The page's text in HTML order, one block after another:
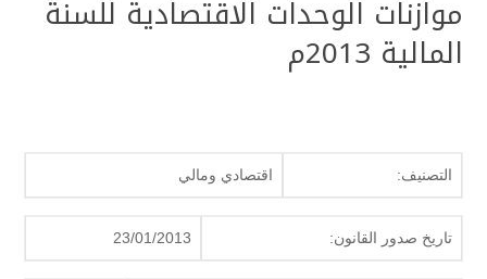
موازنات الوحدات الاقتصادية للسنة
المالية 2013م
التصنيف: اقتصادي ومالي
تاريخ صدور القانون: 23/01/2013